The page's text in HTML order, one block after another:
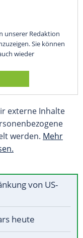
unserer Redaktion
Sie können
wieder
externe Inhalte
werden. Mehr
von US-
heute